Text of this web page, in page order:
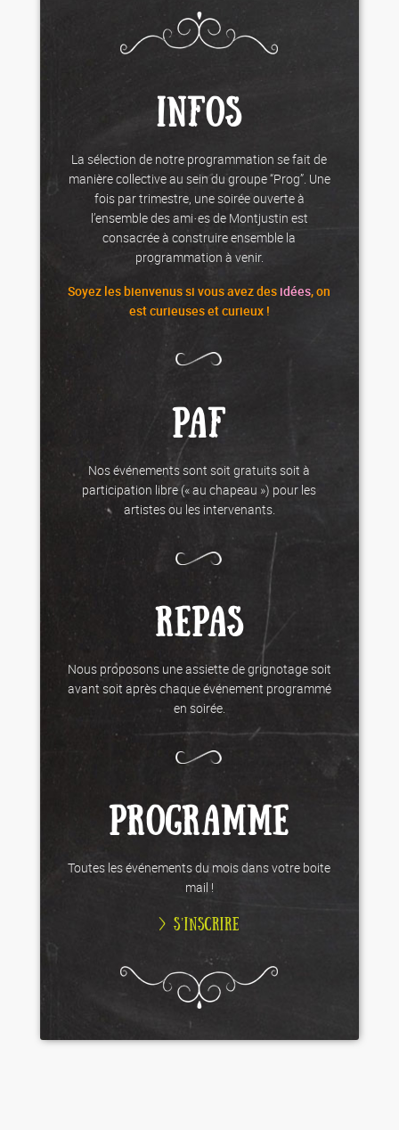
INFOS
La sélection de notre programmation se fait de
manière collective au sein du groupe “Prog”. Une
fois par trimestre, une soirée ouverte à
l’ensemble des ami·es de Montjustin est
consacrée à construire ensemble la
programmation à venir.
Soyez lesbienvenussi vous avez des idées, on
est curieuses et curieux !
PAF
Nos événements sont soit gratuits soit à
participation libre (« au chapeau ») pour les
artistes ou les intervenants.
REPAS
Nous proposons une assiette de grignotage soit
avant soit après chaque événement programmé
en soirée.
PROGRAMME
Toutes les événements du mois dans votre boite
mail !
> S’INSCRIRE